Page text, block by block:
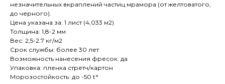
незначительных вкраплений частиц мрамора (от желтоватого,
до черного).
Цена указана за: 1 лист (4,033 м2)
Толщина: 1,8-2 мм
Вес: 2,5-2.7 кг/м2
Срок службы: более 30 лет
Возможность нанесения фресок: да
Упаковка: пленка стретч/картон
Морозостойкость: до -50 t°